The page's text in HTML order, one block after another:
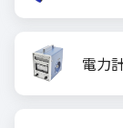
電力